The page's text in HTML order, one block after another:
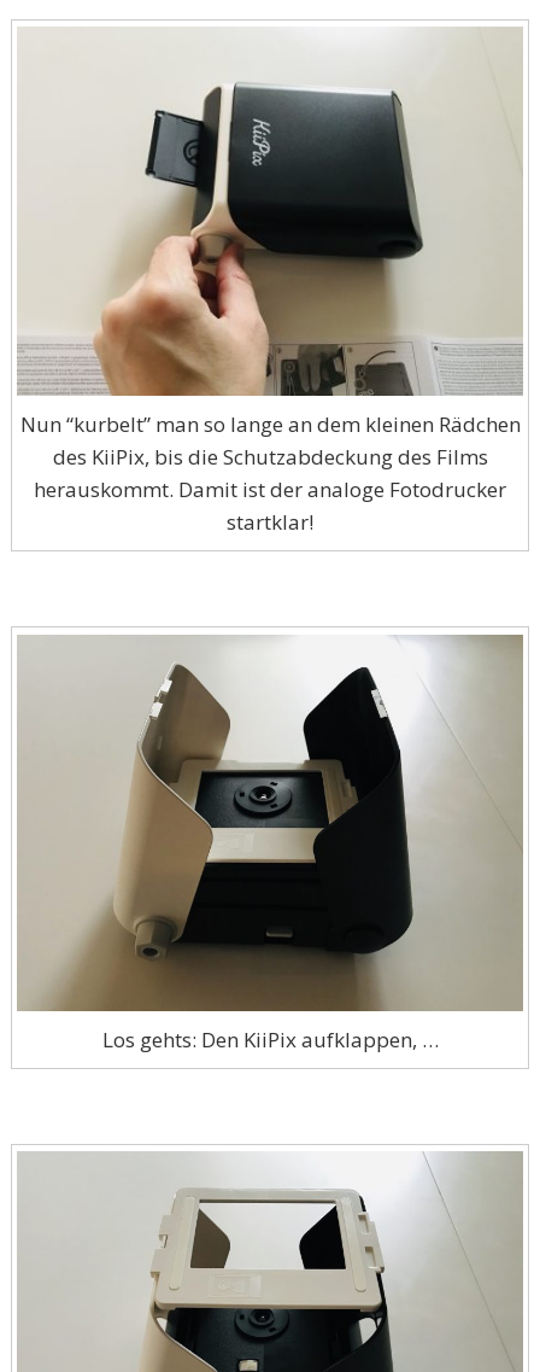
Nun “kurbelt” man so lange an dem kleinen Rädchen
des KiiPix, bis die Schutzabdeckung des Films
herauskommt. Damit ist der analoge Fotodrucker
startklar!
Los gehts: Den KiiPix aufklappen, …